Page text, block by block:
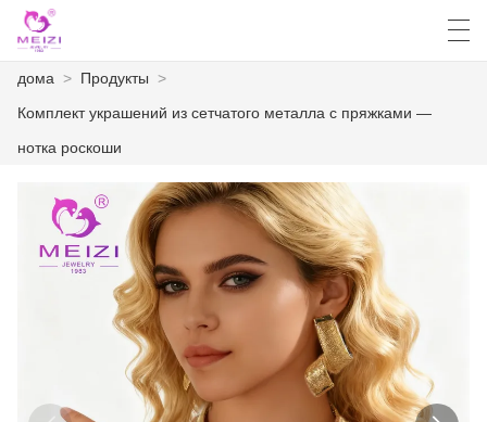
ДОМА
ПРОДУКТЫ
ЗАВОД
العربية English
дома > Продукты >
Комплект украшений из сетчатого металла с пряжками —
нотка роскоши